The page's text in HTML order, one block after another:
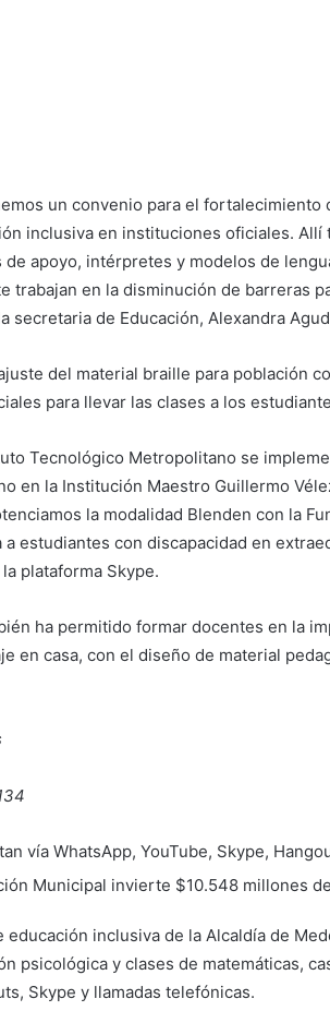
un convenio para el
inclusiva en instituciones oficiales. Allí
apoyo, intérpretes y modelos de
trabajan en la disminución de barreras
secretaria de Educación, Alexandra
del material braille para población
para llevar las clases a los
Tecnológico Metropolitano se
en la Institución Maestro Guillermo
la modalidad Blenden con la
estudiantes con discapacidad en
plataforma Skype.
ha permitido formar docentes en la
en casa, con el diseño de material
vía WhatsApp, YouTube, Skype,
Municipal invierte $10.548 millones
educación inclusiva de la Alcaldía de
psicológica y clases de matemáticas,
Skype y llamadas telefónicas.